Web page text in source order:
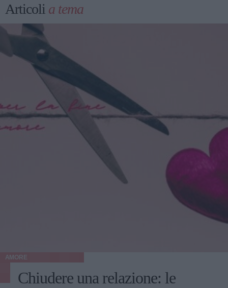
Articoli a tema
AMORE
Chiudere una relazione: le